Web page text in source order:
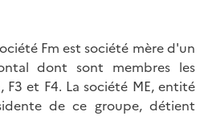
Fm est société mère d'un
dont sont membres les
F3 et F4. La société ME, entité
de ce groupe, détient